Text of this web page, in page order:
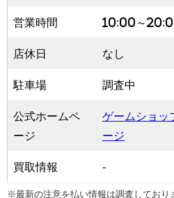
営業時間 10:00～
店休日 なし
駐車場 調査中
公式ホームペ
ージ
ゲームショッ
ージ
買取情報 -
※最新の注意を払い情報は調査しており